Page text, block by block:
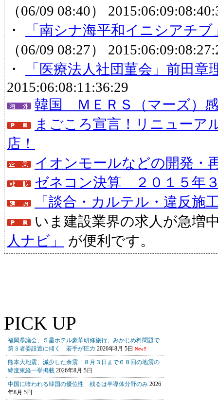
（06/09 08:40）
・
「南シナ海平和イニシアチ
（06/09 08:27）
・
「医療法人社団菫会」前田章
2015:06:08:11:36:29
韓国 ＭＥＲＳ（マーズ）
まごころ宣言！リニューア
店！
イオンモールなどの開発・
ゼネコン決算 ２０１５年
「談合・カルテル・違反施
いま建設業界の求人が急増
人ナビ」
が便利です。
PICK UP